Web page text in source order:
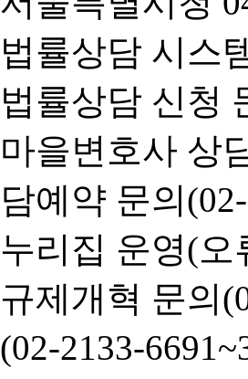
법률상담 시스
법률상담 신청
마을변호사 상
담예약 문의
누리집 운영(오
규제개혁 문의
(02-2133-